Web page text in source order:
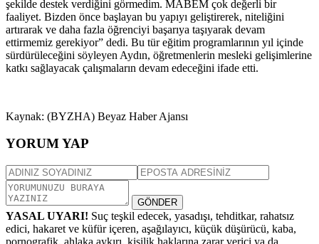
şekilde destek verdiğini görmedim. MABEM çok değerli bir
faaliyet. Bizden önce başlayan bu yapıyı geliştirerek, niteliğini
artırarak ve daha fazla öğrenciyi başarıya taşıyarak devam
ettirmemiz gerekiyor” dedi. Bu tür eğitim programlarının yıl içinde
sürdürüleceğini söyleyen Aydın, öğretmenlerin mesleki gelişimlerine
katkı sağlayacak çalışmaların devam edeceğini ifade etti.
Kaynak: (BYZHA) Beyaz Haber Ajansı
YORUM YAP
GÖNDER
YASAL UYARI! Suç teşkil edecek, yasadışı, tehditkar, rahatsız
edici, hakaret ve küfür içeren, aşağılayıcı, küçük düşürücü, kaba,
pornografik, ahlaka aykırı, kişilik haklarına zarar verici ya da